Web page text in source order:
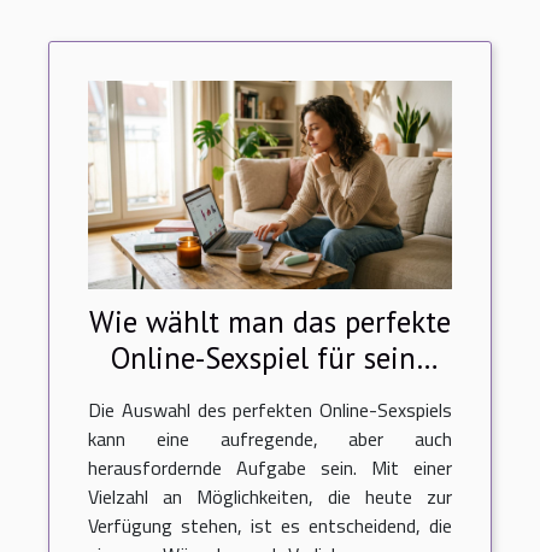
Wie wählt man das perfekte
Online-Sexspiel für seine
Bedürfnisse aus?
Die Auswahl des perfekten Online-Sexspiels
kann eine aufregende, aber auch
herausfordernde Aufgabe sein. Mit einer
Vielzahl an Möglichkeiten, die heute zur
Verfügung stehen, ist es entscheidend, die